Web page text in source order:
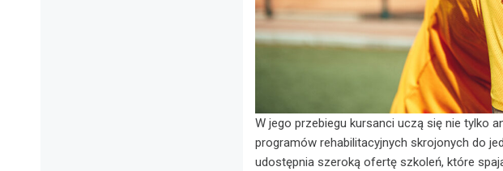
W jego przebiegu kursanci uczą się nie tylko
programów rehabilitacyjnych skrojonych do
udostępnia szeroką ofertę szkoleń, które